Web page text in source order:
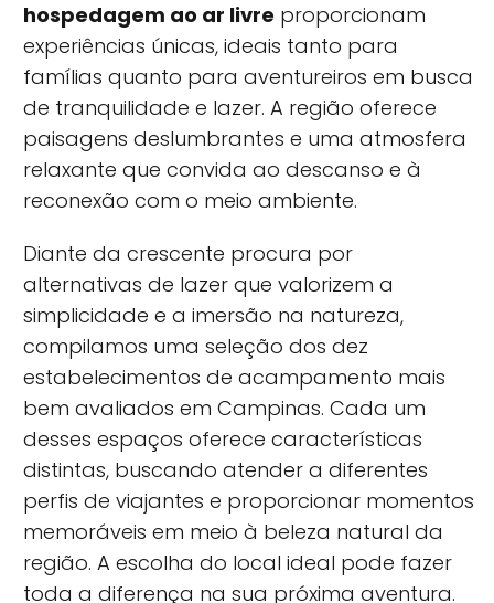
hospedagem ao ar livre proporcionam
experiências únicas, ideais tanto para
famílias quanto para aventureiros em busca
de tranquilidade e lazer. A região oferece
paisagens deslumbrantes e uma atmosfera
relaxante que convida ao descanso e à
reconexão com o meio ambiente.
Diante da crescente procura por
alternativas de lazer que valorizem a
simplicidade e a imersão na natureza,
compilamos uma seleção dos dez
estabelecimentos de acampamento mais
bem avaliados em Campinas. Cada um
desses espaços oferece características
distintas, buscando atender a diferentes
perfis de viajantes e proporcionar momentos
memoráveis em meio à beleza natural da
região. A escolha do local ideal pode fazer
toda a diferença na sua próxima aventura.